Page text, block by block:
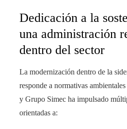
Dedicación a la
una administración
dentro del sector
La modernización dentro de la
responde a normativas
y Grupo Simec ha impulsado
orientadas a: